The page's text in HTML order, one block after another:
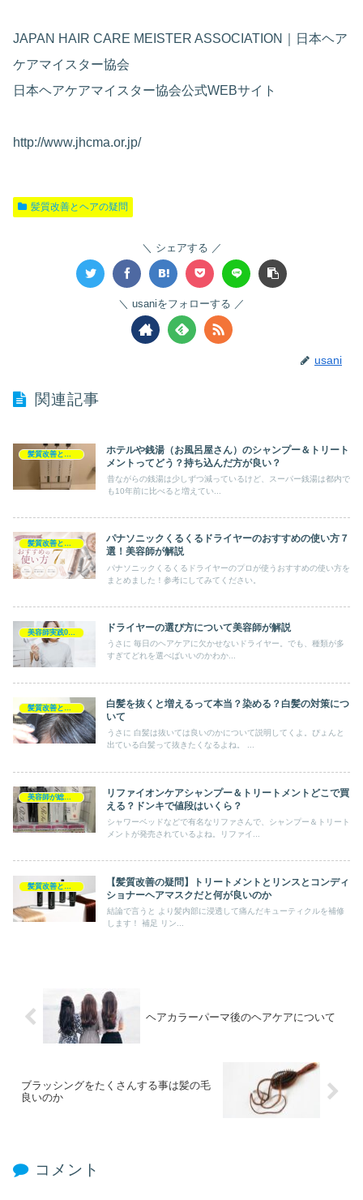
JAPAN HAIR CARE MEISTER ASSOCIATION｜日本ヘア
ケアマイスター協会
日本ヘアケアマイスター協会公式WEBサイト
http://www.jhcma.or.jp/
髪質改善とヘアの疑問
シェアする
usaniをフォローする
usani
関連記事
ホテルや銭湯（お風呂屋さん）のシャンプー＆トリート
メントってどう？持ち込んだ方が良い？
昔ながらの銭湯は少しずつ減っているけど、スーパー銭湯は都内で
も10年前に比べると増えてい...
パナソニックくるくるドライヤーのおすすめの使い方７
選！美容師が解説
パナソニックくるくるドライヤーのプロが使うおすすめの使い方を
まとめました！参考にしてみてください。
ドライヤーの選び方について美容師が解説
うさに 毎日のヘアケアに欠かせないドライヤー。でも、種類が多
すぎてどれを選べばいいのかわか...
髪質改善とヘアの疑問
白髪を抜くと増えるって本当？染める？白髪の対策につ
いて
うさに 白髪は抜いては良いのかについて説明してくよ。ぴょんと
出ている白髪って抜きたくなるよね。 ...
美容師が総評シャンプー
リファイオンケアシャンプー＆トリートメントどこで買
える？ドンキで値段はいくら？
シャワーベッドなどで有名なリファさんで、シャンプー＆トリート
メントが発売されているよね。リファイ...
髪質改善とヘアの疑問
【髪質改善の疑問】トリートメントとリンスとコンディ
ショナーヘアマスクだと何が良いのか
結論で言うと より髪内部に浸透して痛んだキューティクルを補修
します！ 補足 リン...
ヘアカラーパーマ後のヘアケアについて
ブラッシングをたくさんする事は髪の毛
良いのか
コメント